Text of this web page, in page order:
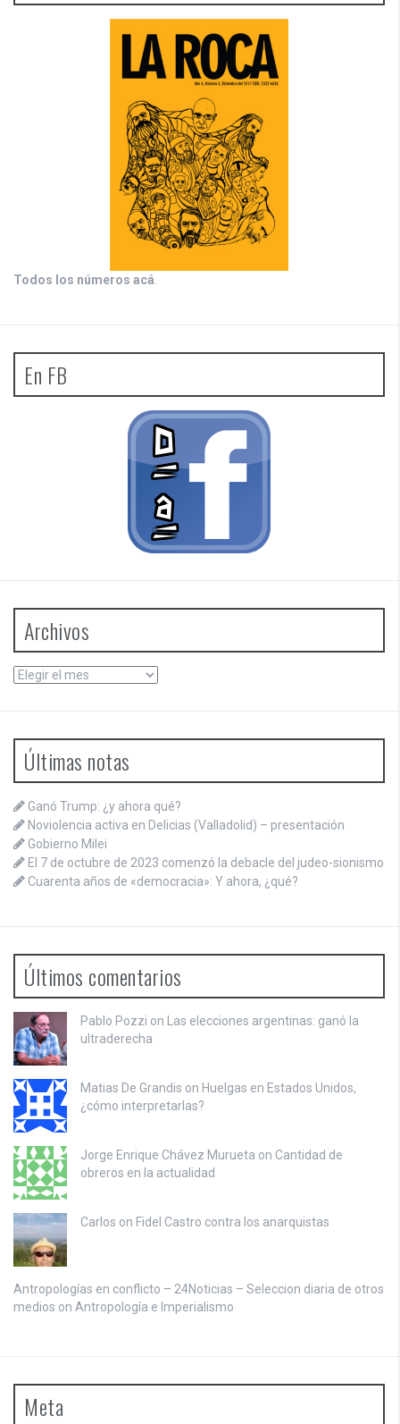
Todos los números acá
En FB
Archivos
Archivos
Últimas notas
Ganó Trump: ¿y ahora qué?
Noviolencia activa en Delicias (Valladolid) – presentación
Gobierno Milei
El 7 de octubre de 2023 comenzó la debacle del judeo-sionismo
Cuarenta años de «democracia»: Y ahora, ¿qué?
Últimos comentarios
Pablo Pozzi on
Las elecciones argentinas: ganó la
ultraderecha
Matias De Grandis on Huelgas en Estados Unidos,
¿cómo interpretarlas?
Jorge Enrique Chávez Murueta on Cantidad de
obreros en la actualidad
Carlos on Fidel Castro contra los anarquistas
Antropologías en conflicto – 24Noticias – Seleccion diaria de otros
medios on Antropología e Imperialismo
Meta